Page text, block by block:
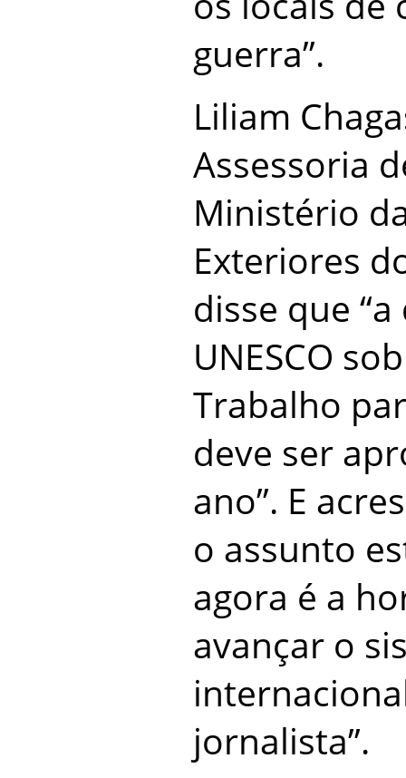
guerra”.
Liliam
Assessoria
Ministério
Exteriores
disse que
UNESCO
Trabalho
deve ser
ano”. E
o assunto
agora é a
avançar o
jornalista”.